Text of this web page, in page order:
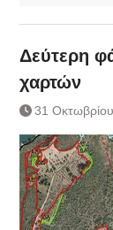
Δεύτερη
χαρτών
31